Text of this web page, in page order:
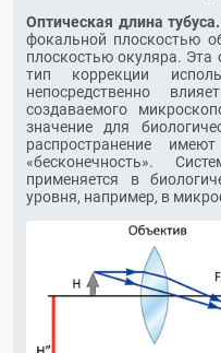
Оптическая длина тубуса.
фокальной плоскостью
плоскостью окуляра. Эта
тип коррекции
непосредственно
создаваемого
значение для
распространение
«бесконечность».
применяется в
уровня, например, в